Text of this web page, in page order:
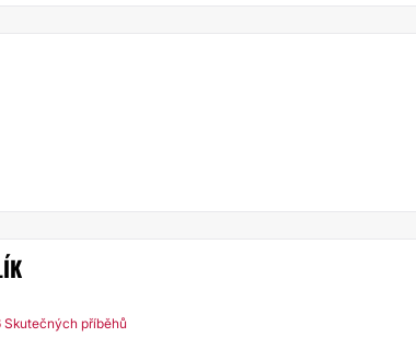
Skutečných příběhů